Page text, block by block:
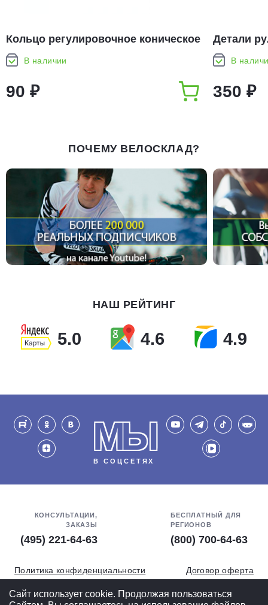
Кольцо регулировочное коническое
MH-S73A 10мм
В наличии
90 ₽
Детали
В
350 ₽
ПОЧЕМУ ВЕЛОСКЛАД?
НАШ РЕЙТИНГ
5.0 4.6 4.9
МЫ
В СОЦСЕТЯХ
КОНСУЛЬТАЦИИ,
ЗАКАЗЫ
(495) 221-64-63
БЕСПЛАТНЫЙ ДЛЯ
РЕГИОНОВ
(800) 700-64-63
Политика конфиденциальности
Договор оферта
Обработка персональных данных
СОУТ
Сайт использует cookie. Продолжая пользоваться